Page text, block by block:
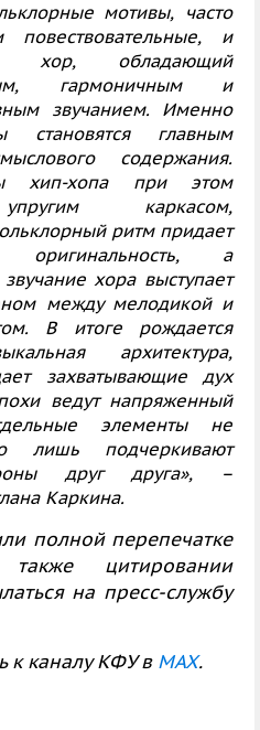
мотивы, часто
и
хор, обладающий
гармоничным и
звучанием. Именно
становятся главным
содержания.
хип-хопа при этом
каркасом,
ритм придает
а
хора выступает
между мелодикой и
В итоге рождается
архитектура,
захватывающие дух
ведут напряженный
элементы не
лишь подчеркивают
друг друга», –
Каркина.
полной перепечатке
цитировании
на пресс-службу
к каналу КФУ в MAX.